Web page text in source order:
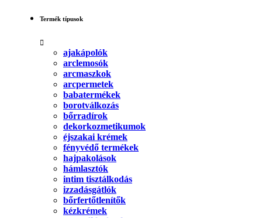
Termék típusok
ajakápolók
arclemosók
arcmaszkok
arcpermetek
babatermékek
borotválkozás
bőrradírok
dekorkozmetikumok
éjszakai krémek
fényvédő termékek
hajpakolások
hámlasztók
intim tisztálkodás
izzadásgátlók
bőrfertőtlenítők
kézkrémek